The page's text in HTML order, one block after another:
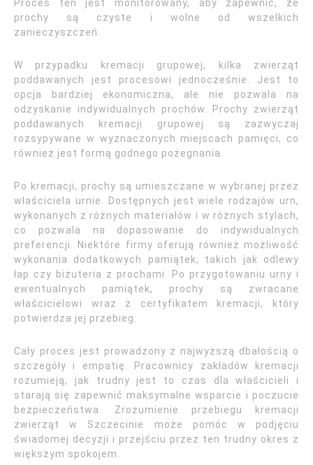
Proces ten jest monitorowany, aby zapewnić, że
prochy są czyste i wolne od wszelkich
zanieczyszczeń.
W przypadku kremacji grupowej, kilka zwierząt
poddawanych jest procesowi jednocześnie. Jest to
opcja bardziej ekonomiczna, ale nie pozwala na
odzyskanie indywidualnych prochów. Prochy zwierząt
poddawanych kremacji grupowej są zazwyczaj
rozsypywane w wyznaczonych miejscach pamięci, co
również jest formą godnego pożegnania.
Po kremacji, prochy są umieszczane w wybranej przez
właściciela urnie. Dostępnych jest wiele rodzajów urn,
wykonanych z różnych materiałów i w różnych stylach,
co pozwala na dopasowanie do indywidualnych
preferencji. Niektóre firmy oferują również możliwość
wykonania dodatkowych pamiątek, takich jak odlewy
łap czy biżuteria z prochami. Po przygotowaniu urny i
ewentualnych pamiątek, prochy są zwracane
właścicielowi wraz z certyfikatem kremacji, który
potwierdza jej przebieg.
Cały proces jest prowadzony z najwyższą dbałością o
szczegóły i empatię. Pracownicy zakładów kremacji
rozumieją, jak trudny jest to czas dla właścicieli i
starają się zapewnić maksymalne wsparcie i poczucie
bezpieczeństwa. Zrozumienie przebiegu kremacji
zwierząt w Szczecinie może pomóc w podjęciu
świadomej decyzji i przejściu przez ten trudny okres z
większym spokojem.